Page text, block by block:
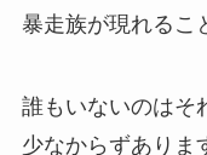
暴走族が現れるこ
誰もいないのはそ
少なからずありま